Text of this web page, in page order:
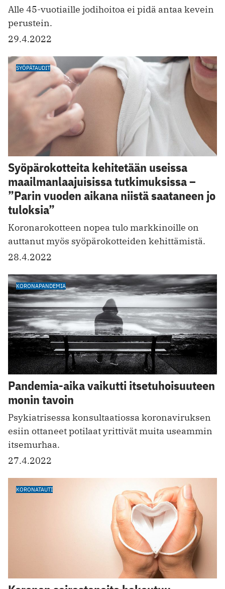
Alle 45-vuotiaille jodihoitoa ei pidä antaa kevein
perustein.
29.4.2022
SYÖPÄTAUDIT
Syöpärokotteita kehitetään useissa
maailmanlaajuisissa tutkimuksissa –
”Parin vuoden aikana niistä saataneen jo
tuloksia”
Koronarokotteen nopea tulo markkinoille on
auttanut myös syöpärokotteiden kehittämistä.
28.4.2022
KORONAPANDEMIA
Pandemia-aika vaikutti itsetuhoisuuteen
monin tavoin
Psykiatrisessa konsultaatiossa koronaviruksen
esiin ottaneet potilaat yrittivät muita useammin
itsemurhaa.
27.4.2022
KORONATAUTI